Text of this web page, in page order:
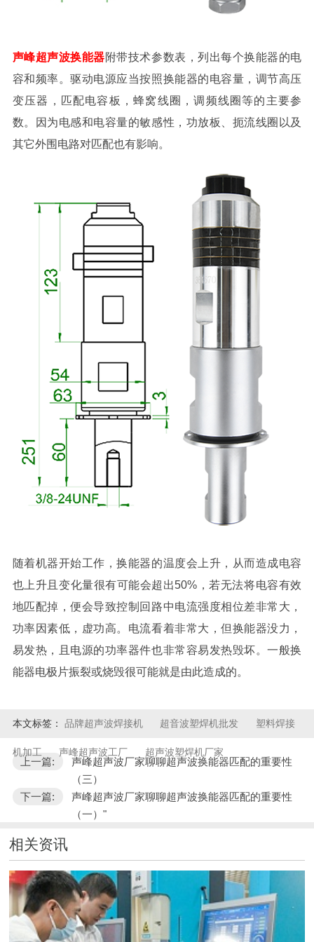
声峰超声波换能器附带技术参数表，列出每个换能器的电
容和频率。驱动电源应当按照换能器的电容量，调节高压
变压器，匹配电容板，蜂窝线圈，调频线圈等的主要参
数。因为电感和电容量的敏感性，功放板、扼流线圈以及
其它外围电路对匹配也有影响。
随着机器开始工作，换能器的温度会上升，从而造成电容
也上升且变化量很有可能会超出50%，若无法将电容有效
地匹配掉，便会导致控制回路中电流强度相位差非常大，
功率因素低，虚功高。电流看着非常大，但换能器没力，
易发热，且电源的功率器件也非常容易发热毁坏。一般换
能器电极片振裂或烧毁很可能就是由此造成的。
本文标签： 品牌超声波焊接机 超音波塑焊机批发 塑料焊接
机加工 声峰超声波工厂 超声波塑焊机厂家
上一篇:
声峰超声波厂家聊聊超声波换能器匹配的重要性
（三）
下一篇:
声峰超声波厂家聊聊超声波换能器匹配的重要性
（一）"
相关资讯